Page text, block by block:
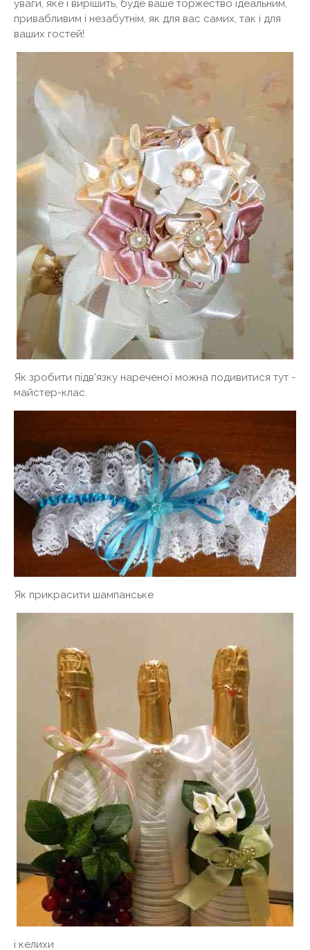
уваги, яке і вирішить, буде ваше торжество ідеальним,
привабливим і незабутнім, як для вас самих, так і для
ваших гостей!
Як зробити підв'язку нареченої можна подивитися тут -
майстер-клас.
Як прикрасити шампанське
і келихи